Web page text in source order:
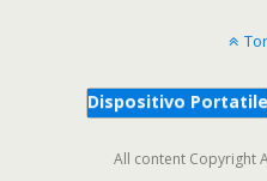
Dispositivo Portatile
All content Copyright